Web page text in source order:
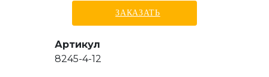
ЗАКАЗАТЬ
Артикул
8245-4-12